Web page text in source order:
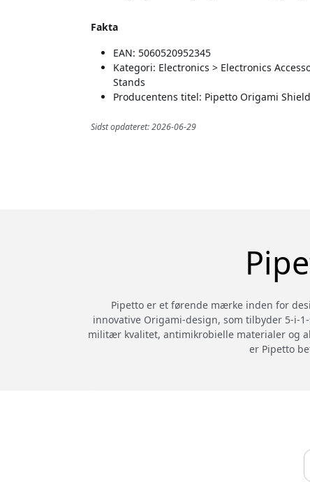
Fakta
EAN: 5060520952345
Kategori: Electronics > Electronics
Stands
Producentens titel: Pipetto Origami
Sidst opdateret: 2026-06-29
Pipetto er et førende mærke inden for
innovative Origami-design, som tilbyder 5-i-
militær kvalitet, antimikrobielle materialer og
er Pipetto